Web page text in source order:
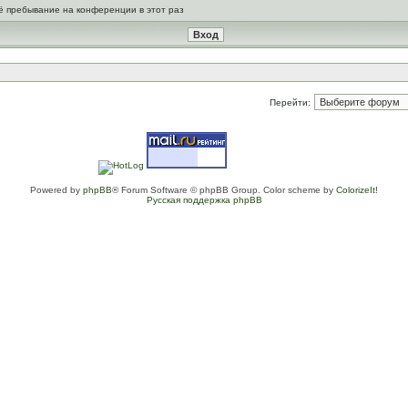
пребывание на конференции в этот раз
Перейти:
Powered by phpBB® Forum Software © phpBB Group. Color scheme by ColorizeIt!
Русская поддержка phpBB